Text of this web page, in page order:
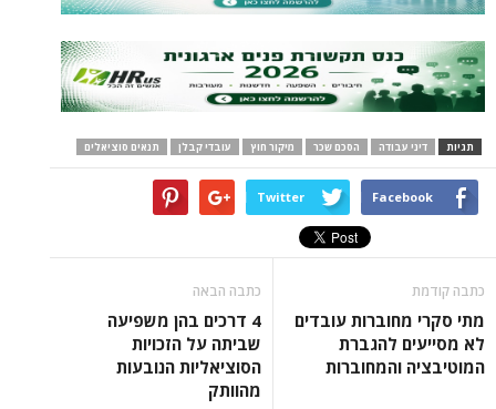
תגיות דיני עבודה הסכם שכר מיקור חוץ עובדי קבלן תנאים סוציאלים
Facebook
Twitter
כתבה קודמת
מתי סקרי מחוברות עובדים
לא מסייעים להגברת
המוטיבציה והמחוברות
כתבה הבאה
4 דרכים בהן משפיעה
שביתה על הזכויות
הסוציאליות הנובעות
מהוותק